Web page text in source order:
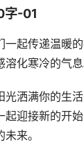
字-01
一起传递温暖
化寒冷的气息
光洒满你的生
起迎接新的开
来。